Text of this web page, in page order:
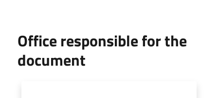
Office responsible for the
document